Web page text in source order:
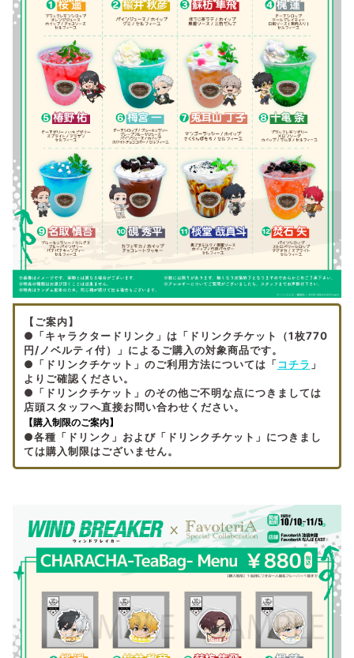
【ご案内】
● 「キャラクタードリンク」は「ドリンクチケット（1枚770
円/ノベルティ付）」によるご購入の対象商品です。
●「ドリンクチケット」のご利用方法については「コチラ 」
よりご確認ください。
●「ドリンクチケット」のその他ご不明な点につきましては
店頭スタッフへ直接お問い合わせください。
【購入制限のご案内】
●各種「ドリンク」および「ドリンクチケット」につきまし
ては購入制限はございません。